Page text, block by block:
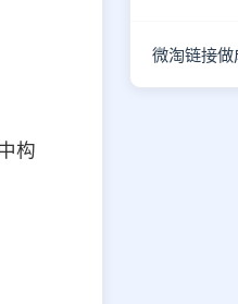
构
微淘链接做